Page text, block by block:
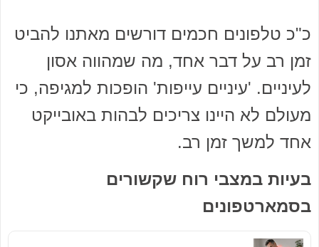
כ"כ טלפונים חכמים דורשים מאתנו להביט
זמן רב על דבר אחד, מה שמהווה אסון
לעיניים. 'עיניים עייפות' הופכות למגיפה, כי
מעולם לא היינו צריכים לבהות באובייקט
אחד למשך זמן רב.
בעיות במצבי רוח שקשורים
בסמארטפונים